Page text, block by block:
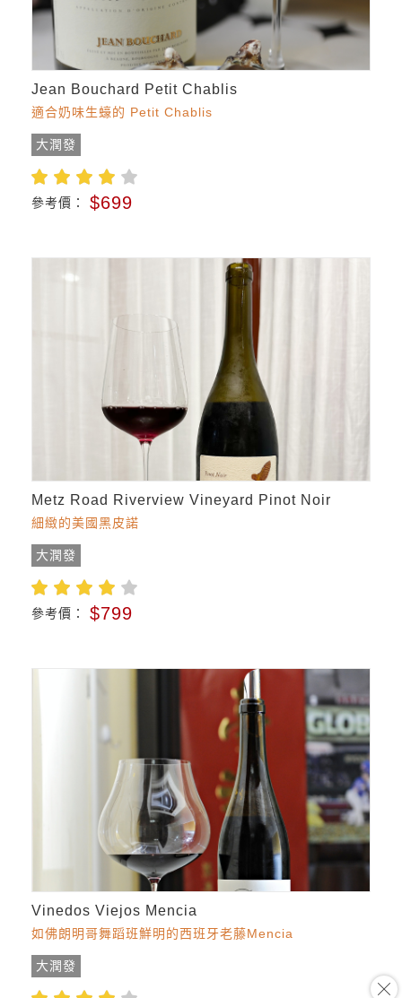
Jean Bouchard Petit Chablis
適合奶味生蠔的 Petit Chablis
大潤發
參考價： $699
Metz Road Riverview Vineyard Pinot Noir
細緻的美國黑皮諾
大潤發
參考價： $799
Vinedos Viejos Mencia
如佛朗明哥舞蹈班鮮明的西班牙老藤Mencia
大潤發